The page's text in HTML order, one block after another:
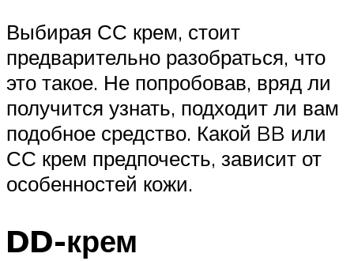
Выбирая СС крем, стоит
предварительно разобраться, что
это такое. Не попробовав, вряд ли
получится узнать, подходит ли вам
подобное средство. Какой BB или
СС крем предпочесть, зависит от
особенностей кожи.
DD-крем